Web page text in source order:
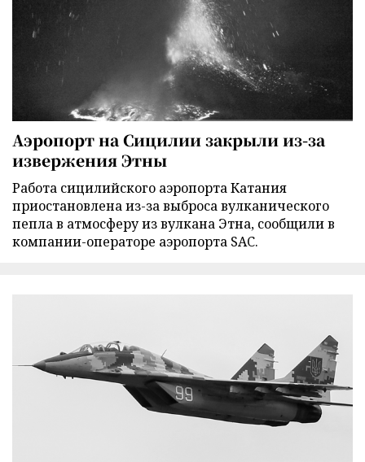
Аэропорт на Сицилии закрыли из-за
извержения Этны
Работа сицилийского аэропорта Катания
приостановлена из-за выброса вулканического
пепла в атмосферу из вулкана Этна, сообщили в
компании-операторе аэропорта SAC.